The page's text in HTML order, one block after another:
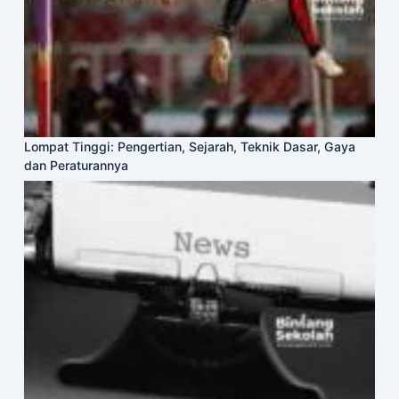
Lompat Tinggi: Pengertian, Sejarah, Teknik Dasar, Gaya
dan Peraturannya